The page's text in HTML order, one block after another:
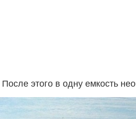
После этого в одну емкость